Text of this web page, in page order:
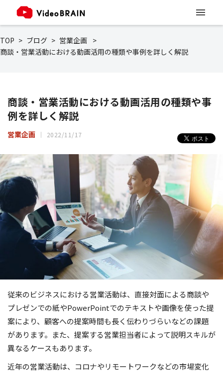
TOP ブログ
営業企画
商談・営業活動における動画活用の種類や事例を詳しく解説
商談・営業活動における動画活用の種類や事
例を詳しく解説
営業企画 2022/11/17
従来のビジネスにおける営業活動は、直接対面による商談や
プレゼンでの紙やPowerPointでのテキストや画像を使った提
案により、顧客への提案時間も長く伝わりづらいなどの課題
があります。また、提案する営業担当者によって説明スキルが
異なるケースもあります。
近年の営業活動は、コロナやリモートワークなどの市場変化